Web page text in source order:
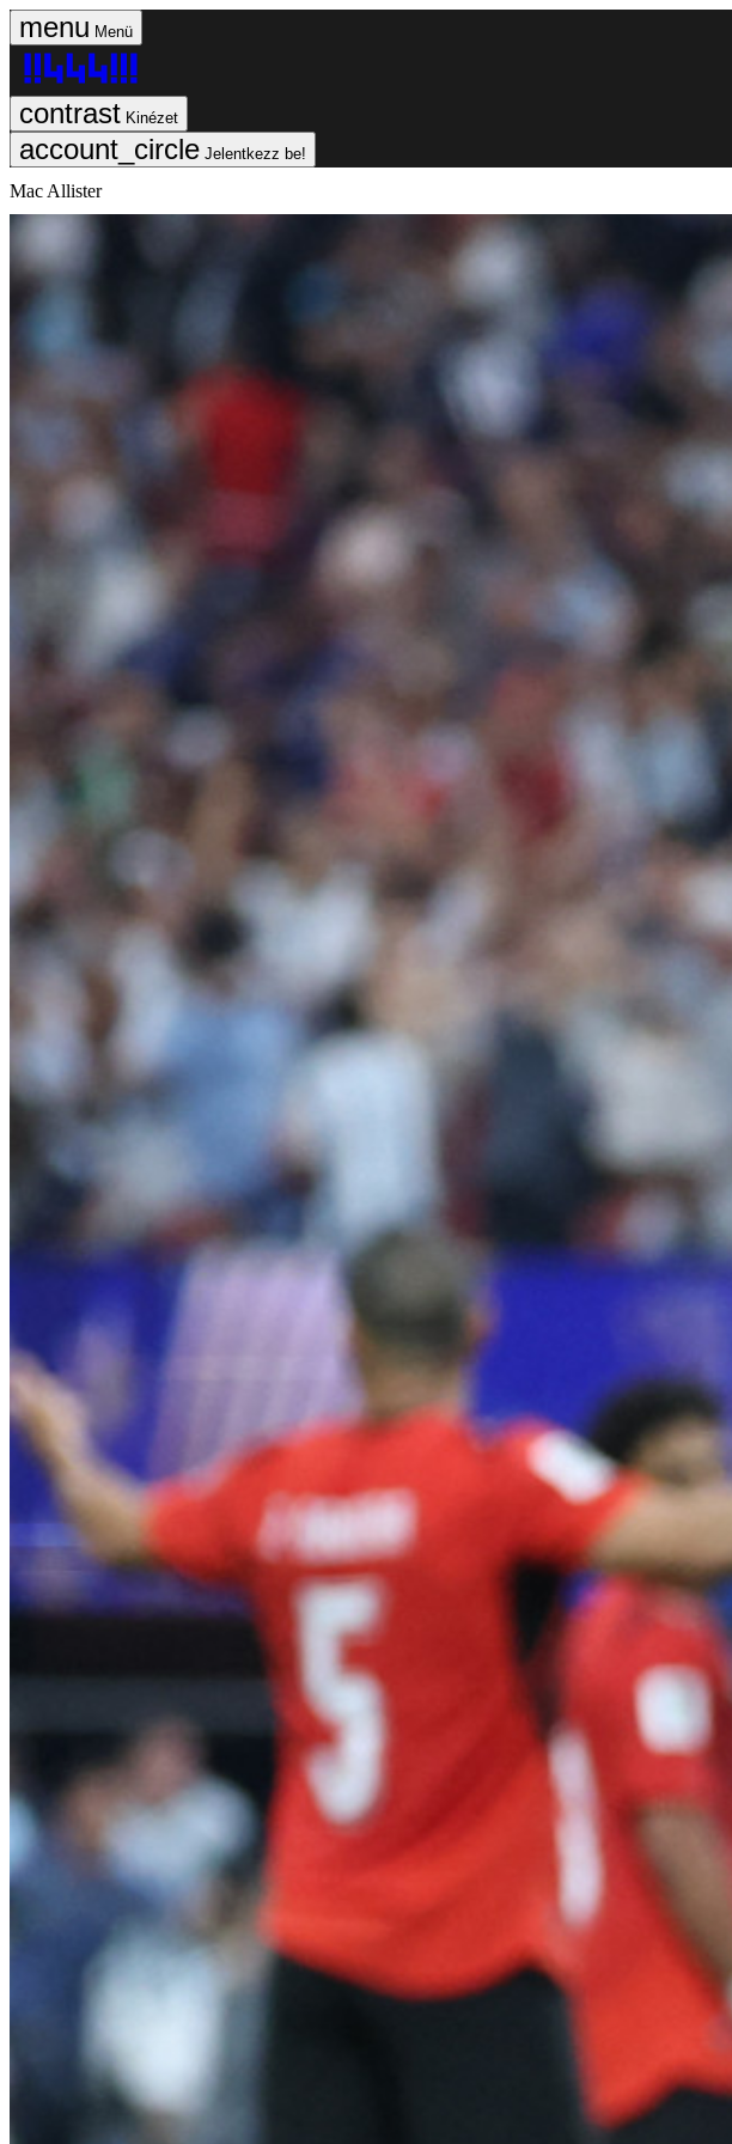
Menü
Kinézet
Jelentkezz be!
Mac Allister